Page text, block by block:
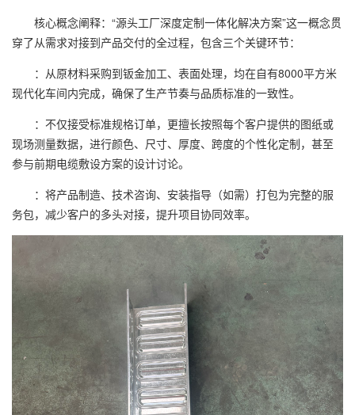
核心概念阐释：“源头工厂深度定制一体化解决方案”这一概念贯
穿了从需求对接到产品交付的全过程，包含三个关键环节：
：从原材料采购到钣金加工、表面处理，均在自有8000平方米
现代化车间内完成，确保了生产节奏与品质标准的一致性。
：不仅接受标准规格订单，更擅长按照每个客户提供的图纸或
现场测量数据，进行颜色、尺寸、厚度、跨度的个性化定制，甚至
参与前期电缆敷设方案的设计讨论。
：将产品制造、技术咨询、安装指导（如需）打包为完整的服
务包，减少客户的多头对接，提升项目协同效率。